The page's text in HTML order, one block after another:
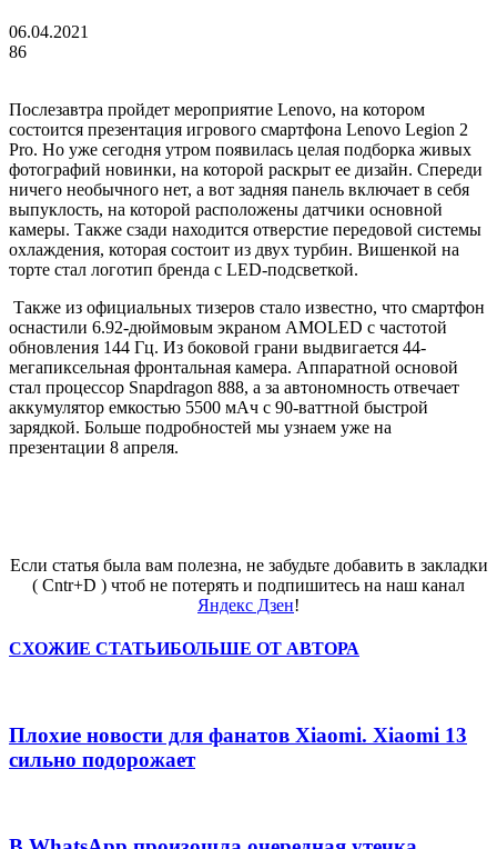
06.04.2021
86
Послезавтра пройдет мероприятие Lenovo, на котором
состоится презентация игрового смартфона Lenovo Legion 2
Pro. Но уже сегодня утром появилась целая подборка живых
фотографий новинки, на которой раскрыт ее дизайн. Спереди
ничего необычного нет, а вот задняя панель включает в себя
выпуклость, на которой расположены датчики основной
камеры. Также сзади находится отверстие передовой системы
охлаждения, которая состоит из двух турбин. Вишенкой на
торте стал логотип бренда с LED-подсветкой.
Также из официальных тизеров стало известно, что смартфон
оснастили 6.92-дюймовым экраном AMOLED с частотой
обновления 144 Гц. Из боковой грани выдвигается 44-
мегапиксельная фронтальная камера. Аппаратной основой
стал процессор Snapdragon 888, а за автономность отвечает
аккумулятор емкостью 5500 мАч с 90-ваттной быстрой
зарядкой. Больше подробностей мы узнаем уже на
презентации 8 апреля.
Если статья была вам полезна, не забудьте добавить в закладки
( Cntr+D ) чтоб не потерять и подпишитесь на наш канал
Яндекс Дзен!
СХОЖИЕ СТАТЬИБОЛЬШЕ ОТ АВТОРА
Плохие новости для фанатов Xiaomi. Xiaomi 13
сильно подорожает